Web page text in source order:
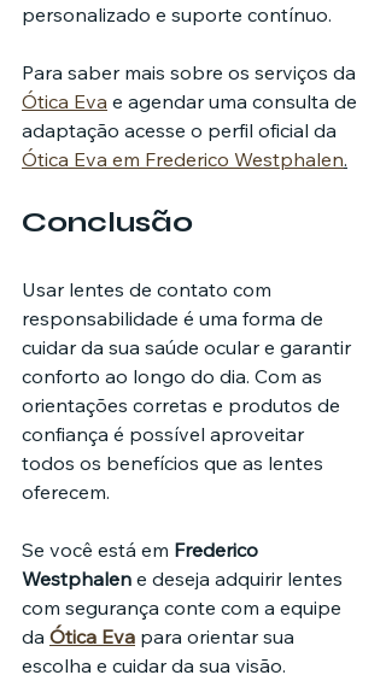
personalizado e suporte contínuo.
Para saber mais sobre os serviços da
Ótica Eva e agendar uma consulta de
adaptação acesse o perfil oficial da
Ótica Eva em Frederico Westphalen.
Conclusão
Usar lentes de contato com
responsabilidade é uma forma de
cuidar da sua saúde ocular e garantir
conforto ao longo do dia. Com as
orientações corretas e produtos de
confiança é possível aproveitar
todos os benefícios que as lentes
oferecem.
Se você está em Frederico
Westphalen e deseja adquirir lentes
com segurança conte com a equipe
da Ótica Eva para orientar sua
escolha e cuidar da sua visão.